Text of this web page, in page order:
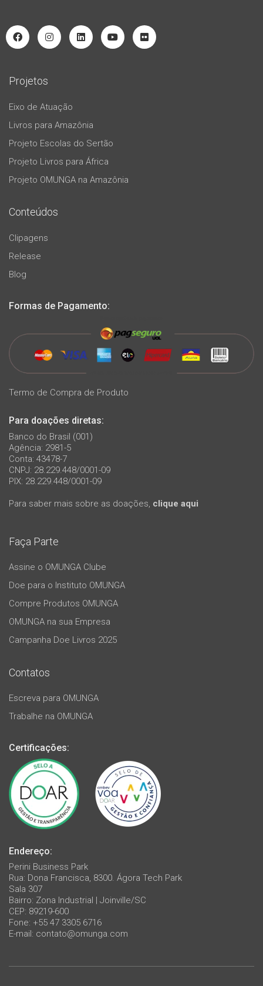
Projetos
Eixo de Atuação
Livros para Amazônia
Projeto Escolas do Sertão
Projeto Livros para África
Projeto OMUNGA na Amazônia
Conteúdos
Clipagens
Release
Blog
Formas de Pagamento:
Termo de Compra de Produto
Para doações diretas:
Banco do Brasil (001)
Agência: 2981-5
Conta: 43478-7
CNPJ: 28.229.448/0001-09
PIX: 28.229.448/0001-09
Para saber mais sobre as doações, clique aqui
Faça Parte
Assine o OMUNGA Clube
Doe para o Instituto OMUNGA
Compre Produtos OMUNGA
OMUNGA na sua Empresa
Campanha Doe Livros 2025
Contatos
Escreva para OMUNGA
Trabalhe na OMUNGA
Certificações:
Endereço:
Perini Business Park
Rua: Dona Francisca, 8300. Ágora Tech Park
Sala 307
Bairro: Zona Industrial | Joinville/SC
CEP: 89219-600
Fone: +55 47 3305 6716
E-mail: contato@omunga.com